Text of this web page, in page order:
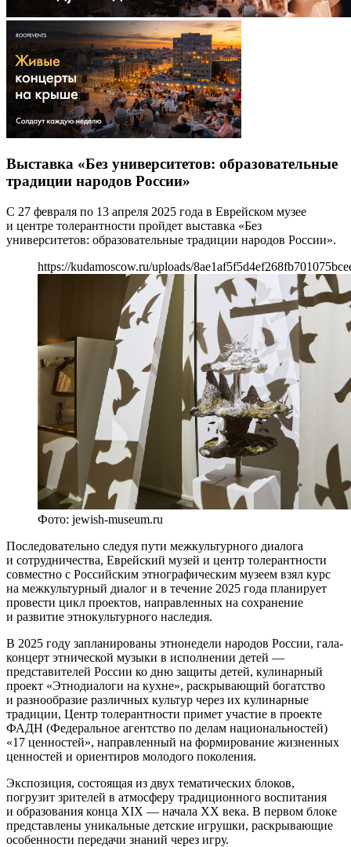
Выставка «Без университетов: образовательные
традиции народов России»
С 27 февраля по 13 апреля 2025 года в Еврейском музее
и центре толерантности пройдет выставка «Без
университетов: образовательные традиции народов России».
https://kudamoscow.ru/uploads/
Фото: jewish-museum.ru
Последовательно следуя пути межкультурного диалога
и сотрудничества, Еврейский музей и центр толерантности
совместно с Российским этнографическим музеем взял курс
на межкультурный диалог и в течение 2025 года планирует
провести цикл проектов, направленных на сохранение
и развитие этнокультурного наследия.
В 2025 году запланированы этнонедели народов России, гала-
концерт этнической музыки в исполнении детей —
представителей России ко дню защиты детей, кулинарный
проект «Этнодиалоги на кухне», раскрывающий богатство
и разнообразие различных культур через их кулинарные
традиции, Центр толерантности примет участие в проекте
ФАДН (Федеральное агентство по делам национальностей)
«17 ценностей», направленный на формирование жизненных
ценностей и ориентиров молодого поколения.
Экспозиция, состоящая из двух тематических блоков,
погрузит зрителей в атмосферу традиционного воспитания
и образования конца XIX — начала XX века. В первом блоке
представлены уникальные детские игрушки, раскрывающие
особенности передачи знаний через игру.